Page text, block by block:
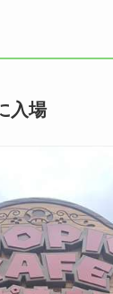
入場